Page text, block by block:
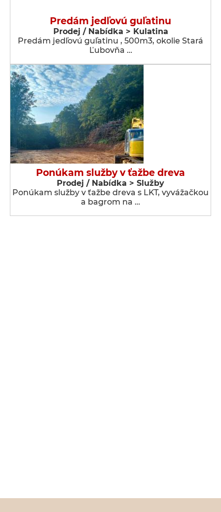
Predám jedľovú guľatinu
Prodej / Nabídka > Kulatina
Predám jedľovú guľatinu , 500m3, okolie Stará
Ľubovňa …
Ponúkam služby v ťažbe dreva
Prodej / Nabídka > Služby
Ponúkam služby v ťažbe dreva s LKT, vyvážačkou
a bagrom na …